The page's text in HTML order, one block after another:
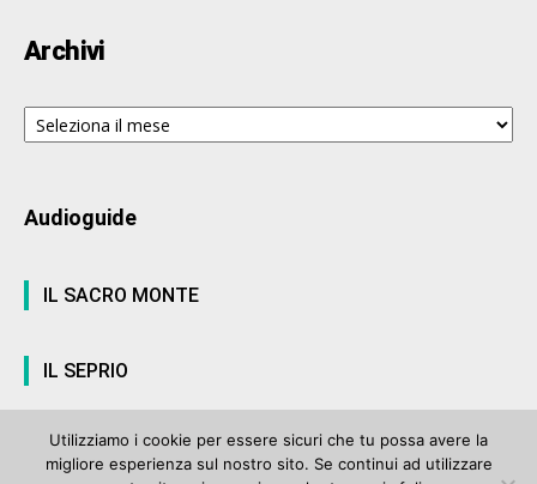
Archivi
Archivi
Audioguide
IL SACRO MONTE
IL SEPRIO
Utilizziamo i cookie per essere sicuri che tu possa avere la
migliore esperienza sul nostro sito. Se continui ad utilizzare